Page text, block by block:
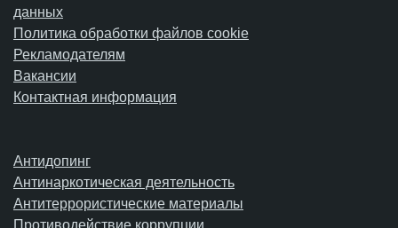
данных
Политика обработки файлов cookie
Рекламодателям
Вакансии
Контактная информация
Антидопинг
Антинаркотическая деятельность
Антитеррористические материалы